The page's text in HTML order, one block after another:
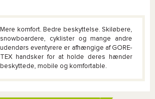
Mere komfort. Bedre beskyttelse. Skiløbere,
snowboardere, cyklister og mange andre
udendørs eventyrere er afhængige af GORE-
TEX handsker for at holde deres hænder
beskyttede, mobile og komfortable.